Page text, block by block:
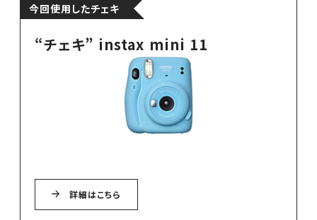
今回使用したチェキ
“チェキ” instax mini 11
詳細はこちら